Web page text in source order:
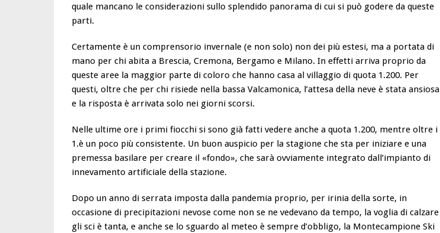
quale mancano le considerazioni sullo splendido panorama di cui si può godere da queste
parti.
Certamente è un comprensorio invernale (e non solo) non dei più estesi, ma a portata di
mano per chi abita a Brescia, Cremona, Bergamo e Milano. In effetti arriva proprio da
queste aree la maggior parte di coloro che hanno casa al villaggio di quota 1.200. Per
questi, oltre che per chi risiede nella bassa Valcamonica, l’attesa della neve è stata ansiosa
e la risposta è arrivata solo nei giorni scorsi.
Nelle ultime ore i primi fiocchi si sono già fatti vedere anche a quota 1.200, mentre oltre i
1.è un poco più consistente. Un buon auspicio per la stagione che sta per iniziare e una
premessa basilare per creare il «fondo», che sarà ovviamente integrato dall’impianto di
innevamento artificiale della stazione.
Dopo un anno di serrata imposta dalla pandemia proprio, per irinia della sorte, in
occasione di precipitazioni nevose come non se ne vedevano da tempo, la voglia di calzare
gli sci è tanta, e anche se lo sguardo al meteo è sempre d’obbligo, la Montecampione Ski